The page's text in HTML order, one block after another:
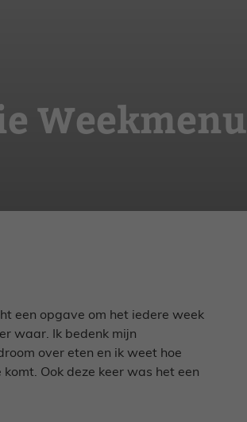
Weekmenu
een opgave om het iedere week
waar. Ik bedenk mijn
over eten en ik weet hoe
Ook deze keer was het een